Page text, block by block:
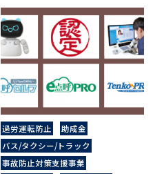
過労運転防止
助成金
バス/タクシー/トラック
事故防⽌対策⽀援事業